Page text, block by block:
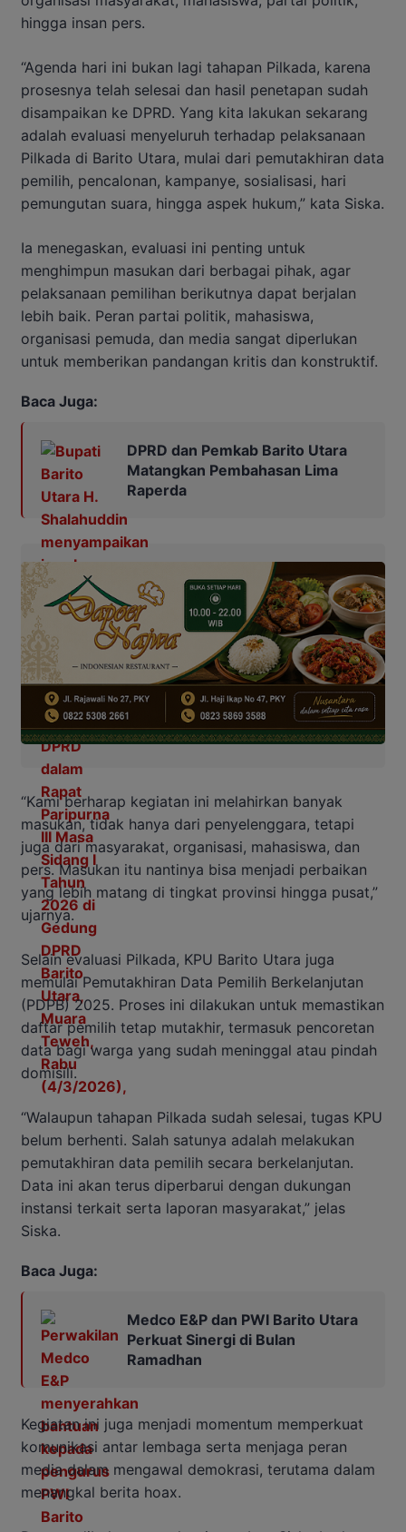
hingga insan pers.
“Agenda hari ini bukan lagi tahapan Pilkada, karena
prosesnya telah selesai dan hasil penetapan sudah
disampaikan ke DPRD. Yang kita lakukan sekarang
adalah evaluasi menyeluruh terhadap pelaksanaan
Pilkada di Barito Utara, mulai dari pemutakhiran data
pemilih, pencalonan, kampanye, sosialisasi, hari
pemungutan suara, hingga aspek hukum,” kata Siska.
Ia menegaskan, evaluasi ini penting untuk
menghimpun masukan dari berbagai pihak, agar
pelaksanaan pemilihan berikutnya dapat berjalan
lebih baik. Peran partai politik, mahasiswa,
organisasi pemuda, dan media sangat diperlukan
untuk memberikan pandangan kritis dan konstruktif.
Baca Juga:
DPRD dan Pemkab Barito Utara
Matangkan Pembahasan Lima
Raperda
“Kami berharap kegiatan ini melahirkan banyak
masukan, tidak hanya dari penyelenggara, tetapi
juga dari masyarakat, organisasi, mahasiswa, dan
pers. Masukan itu nantinya bisa menjadi perbaikan
yang lebih matang di tingkat provinsi hingga pusat,”
ujarnya.
Selain evaluasi Pilkada, KPU Barito Utara juga
memulai Pemutakhiran Data Pemilih Berkelanjutan
(PDPB) 2025. Proses ini dilakukan untuk memastikan
daftar pemilih tetap mutakhir, termasuk pencoretan
data bagi warga yang sudah meninggal atau pindah
domisili.
“Walaupun tahapan Pilkada sudah selesai, tugas KPU
belum berhenti. Salah satunya adalah melakukan
pemutakhiran data pemilih secara berkelanjutan.
Data ini akan terus diperbarui dengan dukungan
instansi terkait serta laporan masyarakat,” jelas
Siska.
Baca Juga:
Medco E&P dan PWI Barito Utara
Perkuat Sinergi di Bulan
Ramadhan
Kegiatan ini juga menjadi momentum memperkuat
komunikasi antar lembaga serta menjaga peran
media dalam mengawal demokrasi, terutama dalam
menangkal berita hoax.